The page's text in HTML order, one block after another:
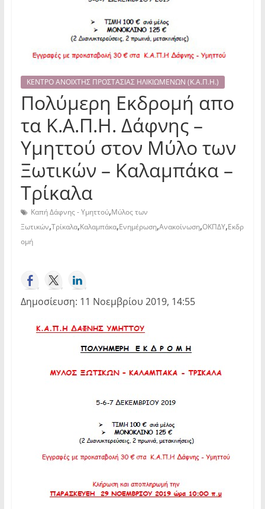
ΚΕΝΤΡΟ ΑΝΟΙΧΤΗΣ ΠΡΟΣΤΑΣΙΑΣ ΗΛΙΚΙΩΜΕΝΩΝ (Κ.Α.Π.Η.)
Πολύμερη Εκδρομή απο
τα Κ.Α.Π.Η. Δάφνης –
Υμηττού στον Μύλο των
Ξωτικών – Καλαμπάκα –
Τρίκαλα
Καπή Δάφνης - Υμηττού,Μύλος των
Ξωτικών,Τρίκαλα,Καλαμπάκα,Ενημέρωση,Ανακοίνωση,ΟΚΠΔΥ,Εκδρ
ομή
Δημοσίευση: 11 Νοεμβρίου 2019, 14:55